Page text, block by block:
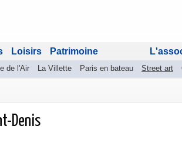
de l'Air La Villette Paris en bateau Street art
Loisirs Patrimoine
Denis